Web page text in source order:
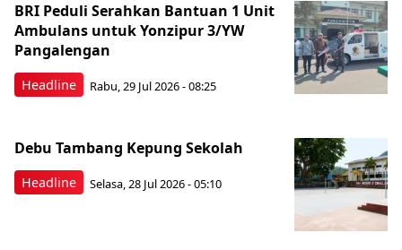
Headline
BRI Peduli Serahkan Bantuan 1 Unit
Ambulans untuk Yonzipur 3/YW
Pangalengan
Rabu, 29 Jul 2026 - 08:25
Headline
Debu Tambang Kepung Sekolah
Selasa, 28 Jul 2026 - 05:10